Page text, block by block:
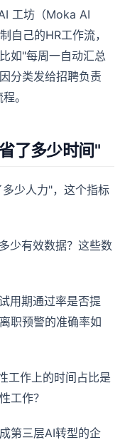
工坊（Moka AI
己的HR工作流，
如"每周一自动汇总
分类发给招聘负责
。
了多少时间"
少人力"，这个指标
少有效数据？这些数
用期通过率是否提
职预警的准确率如
工作上的时间占比是
工作？
第三层AI转型的企